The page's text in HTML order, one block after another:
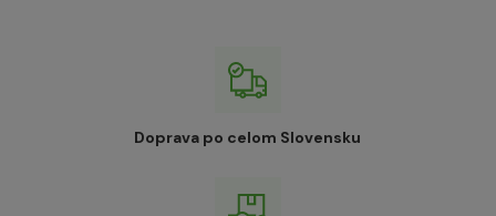
Doprava po celom Slovensku